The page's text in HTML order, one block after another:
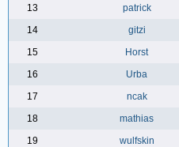
13
patrick
14
gitzi
15
Horst
16
Urba
17
ncak
18
mathias
19
wulfskin